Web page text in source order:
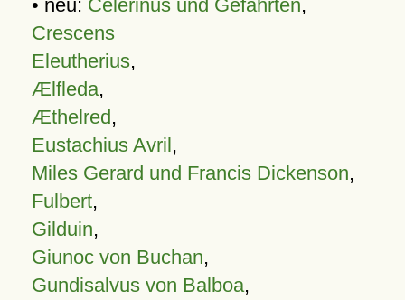
• neu: Celerinus und Gefährten,
Crescens
Eleutherius,
Ælfleda,
Æthelred,
Eustachius Avril,
Miles Gerard und Francis Dickenson,
Fulbert,
Gilduin,
Giunoc von Buchan,
Gundisalvus von Balboa,